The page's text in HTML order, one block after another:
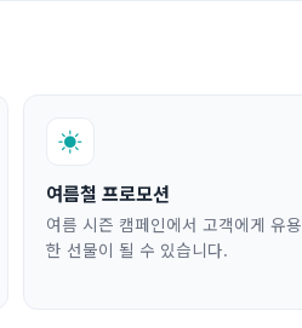
여름철 프로모션
여름 시즌 캠페인에서 고객에게 유용
한 선물이 될 수 있습니다.